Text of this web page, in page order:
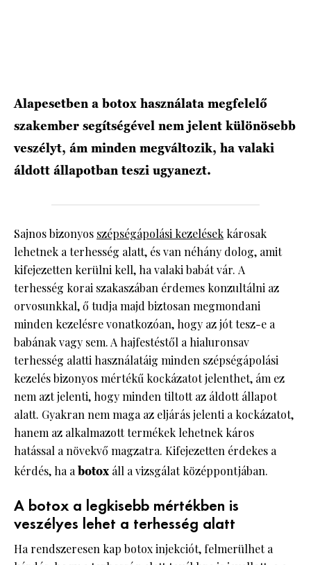
Alapesetben a botox használata megfelelő
szakember segítségével nem jelent különösebb
veszélyt, ám minden megváltozik, ha valaki
áldott állapotban teszi ugyanezt.
Sajnos bizonyos szépségápolási kezelések károsak
lehetnek a terhesség alatt, és van néhány dolog, amit
kifejezetten kerülni kell, ha valaki babát vár. A
terhesség korai szakaszában érdemes konzultálni az
orvosunkkal, ő tudja majd biztosan megmondani
minden kezelésre vonatkozóan, hogy az jót tesz-e a
babának vagy sem. A hajfestéstől a hialuronsav
terhesség alatti használatáig minden szépségápolási
kezelés bizonyos mértékű kockázatot jelenthet, ám ez
nem azt jelenti, hogy minden tiltott az áldott állapot
alatt. Gyakran nem maga az eljárás jelenti a kockázatot,
hanem az alkalmazott termékek lehetnek káros
hatással a növekvő magzatra. Kifejezetten érdekes a
kérdés, ha a botox áll a vizsgálat középpontjában.
A botox a legkisebb mértékben is
veszélyes lehet a terhesség alatt
Ha rendszeresen kap botox injekciót, felmerülhet a